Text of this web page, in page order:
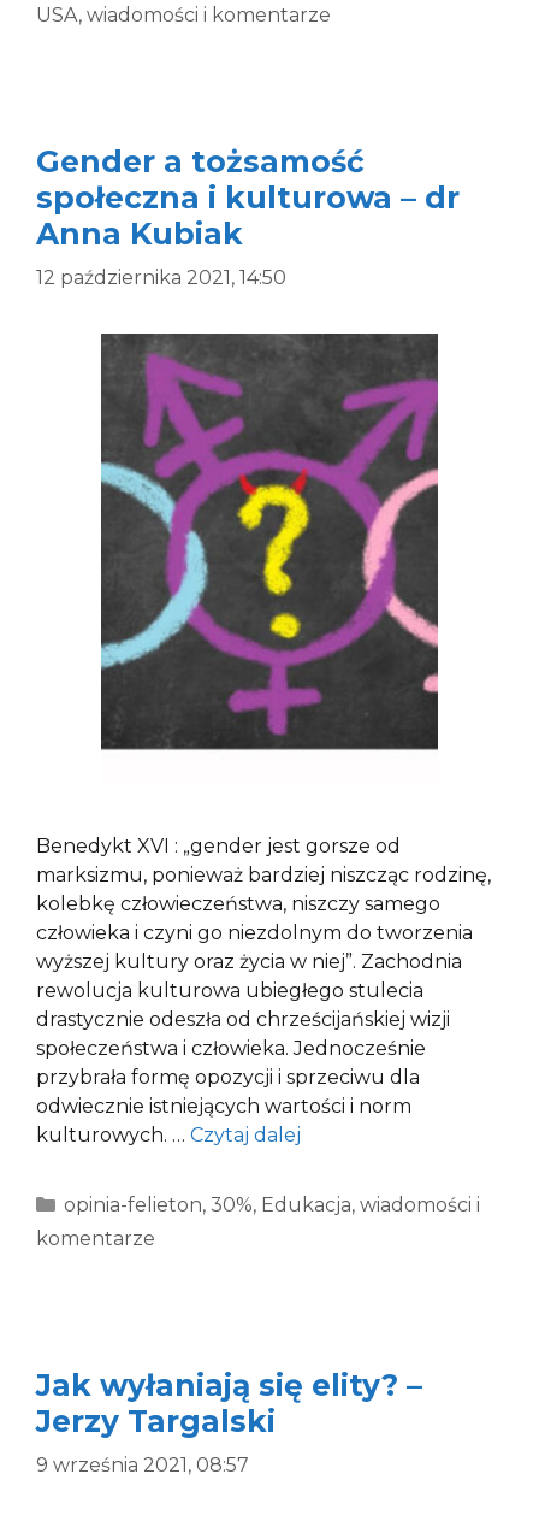
USA, wiadomości i komentarze
Gender a tożsamość
społeczna i kulturowa – dr
Anna Kubiak
12 października 2021, 14:50
Benedykt XVI : „gender jest gorsze od
marksizmu, ponieważ bardziej niszcząc rodzinę,
kolebkę człowieczeństwa, niszczy samego
człowieka i czyni go niezdolnym do tworzenia
wyższej kultury oraz życia w niej”. Zachodnia
rewolucja kulturowa ubiegłego stulecia
drastycznie odeszła od chrześcijańskiej wizji
społeczeństwa i człowieka. Jednocześnie
przybrała formę opozycji i sprzeciwu dla
odwiecznie istniejących wartości i norm
kulturowych. … Czytaj dalej
Kategorie
opinia-felieton, 30%, Edukacja, wiadomości i
komentarze
Jak wyłaniają się elity? –
Jerzy Targalski
9 września 2021, 08:57